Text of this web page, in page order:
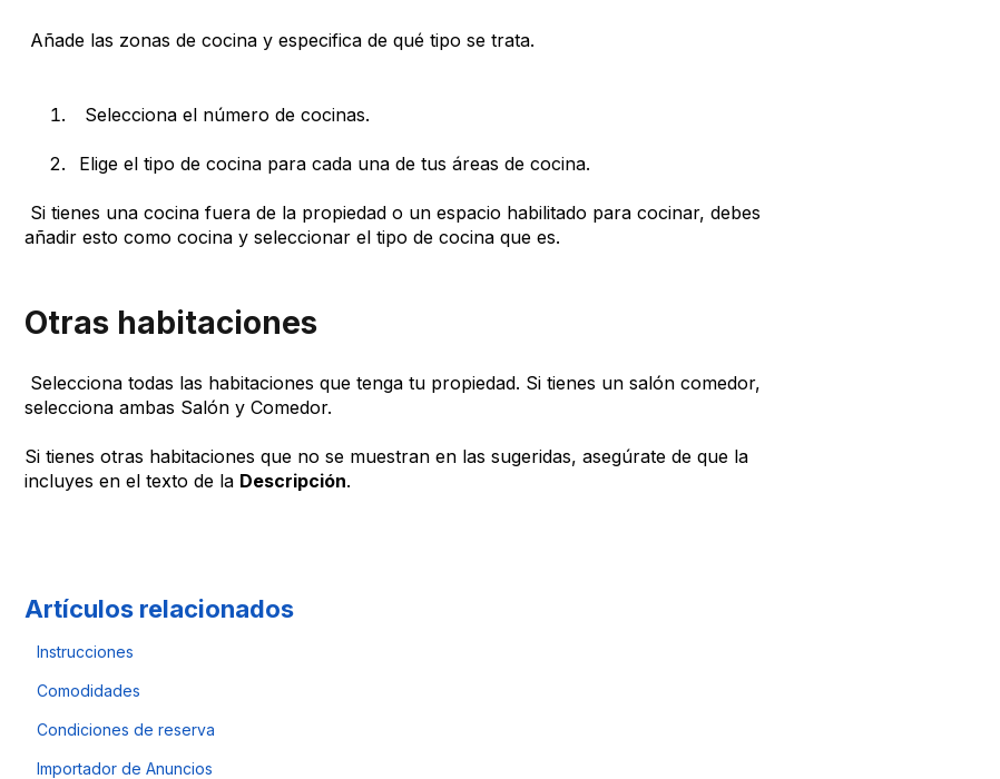
Añade las zonas de cocina y especifica de qué tipo se trata.
Selecciona el número de cocinas.
Elige el tipo de cocina para cada una de tus áreas de cocina.
Si tienes una cocina fuera de la propiedad o un espacio habilitado para cocinar, debes
añadir esto como cocina y seleccionar el tipo de cocina que es.
Otras habitaciones
Selecciona todas las habitaciones que tenga tu propiedad. Si tienes un salón comedor,
selecciona ambas Salón y Comedor.
Si tienes otras habitaciones que no se muestran en las sugeridas, asegúrate de que la
incluyes en el texto de la Descripción.
Artículos relacionados
Instrucciones
Comodidades
Condiciones de reserva
Importador de Anuncios